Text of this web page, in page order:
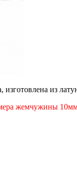
из
жемчужины